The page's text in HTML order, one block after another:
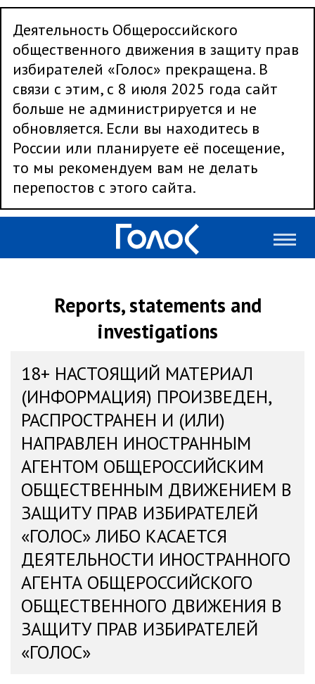
Деятельность Общероссийского
общественного движения в защиту прав
избирателей «Голос» прекращена. В
связи с этим, с 8 июля 2025 года сайт
больше не администрируется и не
обновляется. Если вы находитесь в
России или планируете её посещение,
то мы рекомендуем вам не делать
перепостов с этого сайта.
Reports, statements and
investigations
18+ НАСТОЯЩИЙ МАТЕРИАЛ
(ИНФОРМАЦИЯ) ПРОИЗВЕДЕН,
РАСПРОСТРАНЕН И (ИЛИ)
НАПРАВЛЕН ИНОСТРАННЫМ
АГЕНТОМ ОБЩЕРОССИЙСКИМ
ОБЩЕСТВЕННЫМ ДВИЖЕНИЕМ В
ЗАЩИТУ ПРАВ ИЗБИРАТЕЛЕЙ
«ГОЛОС» ЛИБО КАСАЕТСЯ
ДЕЯТЕЛЬНОСТИ ИНОСТРАННОГО
АГЕНТА ОБЩЕРОССИЙСКОГО
ОБЩЕСТВЕННОГО ДВИЖЕНИЯ В
ЗАЩИТУ ПРАВ ИЗБИРАТЕЛЕЙ
«ГОЛОС»